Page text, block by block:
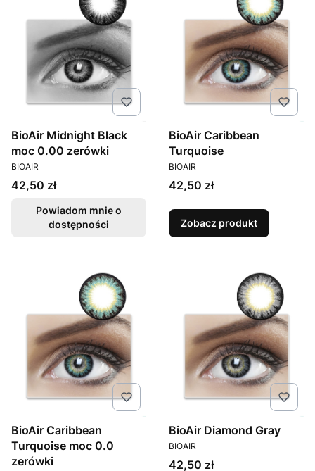
BioAir Midnight Black
moc 0.00 zerówki
PRODUCENT
BIOAIR
Cena
42,50 zł
Powiadom mnie o
dostępności
BioAir Caribbean
Turquoise
PRODUCENT
BIOAIR
Cena
42,50 zł
Zobacz produkt
BioAir Caribbean
Turquoise moc 0.0
zerówki
BioAir Diamond Gray
PRODUCENT
BIOAIR
Cena
42,50 zł